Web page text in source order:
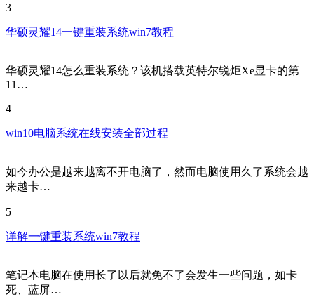
3
华硕灵耀14一键重装系统win7教程
华硕灵耀14怎么重装系统？该机搭载英特尔锐炬Xe显卡的第
11…
4
win10电脑系统在线安装全部过程
如今办公是越来越离不开电脑了，然而电脑使用久了系统会越
来越卡…
5
详解一键重装系统win7教程
笔记本电脑在使用长了以后就免不了会发生一些问题，如卡
死、蓝屏…